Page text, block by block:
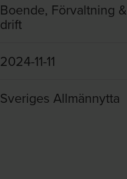
Boende, Förvaltning &
drift
2024-11-11
Sveriges Allmännytta